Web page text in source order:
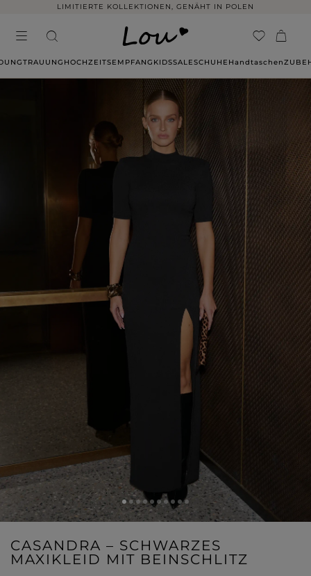
LIMITIERTE KOLLEKTIONEN, GENÄHT IN POLEN
TRAUUNG HOCHZEITSEMPFANG KIDSSALESCHUHE Handtaschen
CASANDRA – SCHWARZES
MAXIKLEID MIT BEINSCHLITZ